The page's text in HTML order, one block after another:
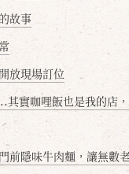
故事
放現場訂位
實咖哩飯也是我的店，
前隱味牛肉麵，讓無數老